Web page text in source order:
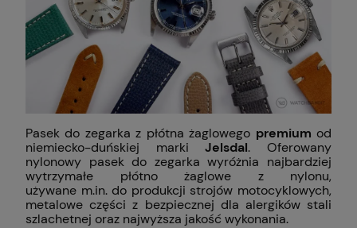
Pasek do zegarka z płótna żaglowego premium od
niemiecko-duńskiej markiJelsdal. Oferowany
nylonowy pasek do zegarka wyróżnia najbardziej
wytrzymałe płótno żaglowe z nylonu,
używane m.in. do produkcji strojów motocyklowych,
metalowe części z bezpiecznej dla alergików stali
szlachetnej oraz najwyższa jakość wykonania.